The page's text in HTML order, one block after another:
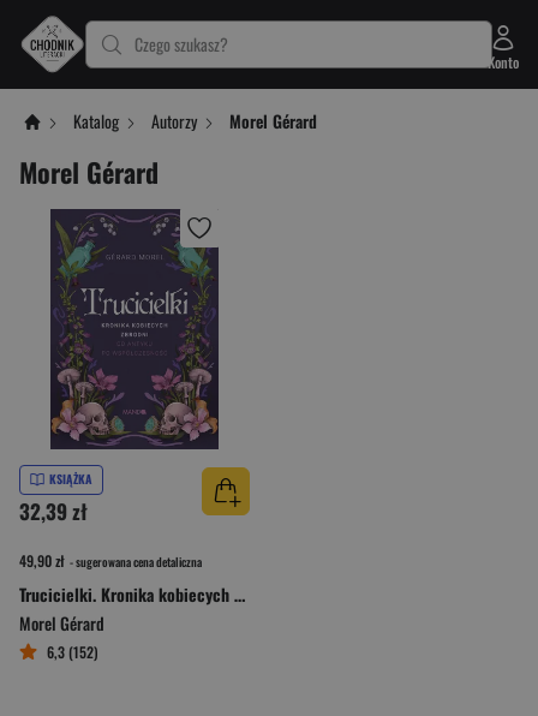
Czego szukasz?
Konto
Katalog Autorzy Morel Gérard
Morel Gérard
KSIĄŻKA
32,39 zł
49,90 zł - sugerowana cena detaliczna
Trucicielki. Kronika kobiecych zbrodni - od antyku po współczesność
Morel Gérard
6,3 (152)